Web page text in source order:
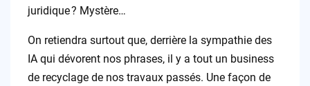
juridique ? Mystère…
On retiendra surtout que, derrière la sympathie des
IA qui dévorent nos phrases, il y a tout un business
de recyclage de nos travaux passés. Une façon de